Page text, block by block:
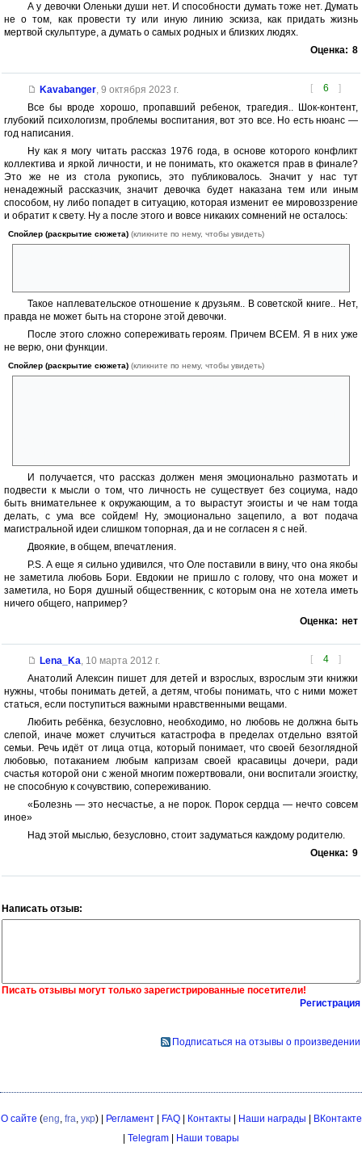
А у девочки Оленьки души нет. И способности думать тоже нет. Думать
не о том, как провести ту или иную линию эскиза, как придать жизнь
мертвой скульптуре, а думать о самых родных и близких людях.
Оценка: 8
[ 6 ]
Kavabanger, 9 октября 2023 г.
Все бы вроде хорошо, пропавший ребенок, трагедия.. Шок-контент,
глубокий психологизм, проблемы воспитания, вот это все. Но есть нюанс —
год написания.
Ну как я могу читать рассказ 1976 года, в основе которого конфликт
коллектива и яркой личности, и не понимать, кто окажется прав в финале?
Это же не из стола рукопись, это публиковалось. Значит у нас тут
ненадежный рассказчик, значит девочка будет наказана тем или иным
способом, ну либо попадет в ситуацию, которая изменит ее мировоззрение
и обратит к свету. Ну а после этого и вовсе никаких сомнений не осталось:
Спойлер (раскрытие сюжета) (кликните по нему, чтобы увидеть)
Такое наплевательское отношение к друзьям.. В советской книге.. Нет,
правда не может быть на стороне этой девочки.
После этого сложно сопереживать героям. Причем ВСЕМ. Я в них уже
не верю, они функции.
Спойлер (раскрытие сюжета) (кликните по нему, чтобы увидеть)
И получается, что рассказ должен меня эмоционально размотать и
подвести к мысли о том, что личность не существует без социума, надо
быть внимательнее к окружающим, а то вырастут эгоисты и че нам тогда
делать, с ума все сойдем! Ну, эмоционально зацепило, а вот подача
магистральной идеи слишком топорная, да и не согласен я с ней.
Двоякие, в общем, впечатления.
P.S. А еще я сильно удивился, что Оле поставили в вину, что она якобы
не заметила любовь Бори. Евдокии не пришло с голову, что она может и
заметила, но Боря душный общественник, с которым она не хотела иметь
ничего общего, например?
Оценка: нет
[ 4 ]
Lena_Ka, 10 марта 2012 г.
Анатолий Алексин пишет для детей и взрослых, взрослым эти книжки
нужны, чтобы понимать детей, а детям, чтобы понимать, что с ними может
статься, если поступиться важными нравственными вещами.
Любить ребёнка, безусловно, необходимо, но любовь не должна быть
слепой, иначе может случиться катастрофа в пределах отдельно взятой
семьи. Речь идёт от лица отца, который понимает, что своей безоглядной
любовью, потаканием любым капризам своей красавицы дочери, ради
счастья которой они с женой многим пожертвовали, они воспитали эгоистку,
не способную к сочувствию, сопереживанию.
«Болезнь — это несчастье, а не порок. Порок сердца — нечто совсем
иное»
Над этой мыслью, безусловно, стоит задуматься каждому родителю.
Оценка: 9
Написать отзыв:
Писать отзывы могут только зарегистрированные посетители!
Регистрация
Подписаться на отзывы о произведении
О сайте (eng, fra, укр) | Регламент| FAQ| Контакты Наши награды
ВКонтакте
Telegram Наши товары